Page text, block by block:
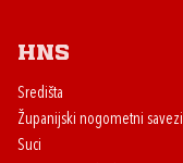
HNS
Središta
Županijski nogometni savezi
Suci